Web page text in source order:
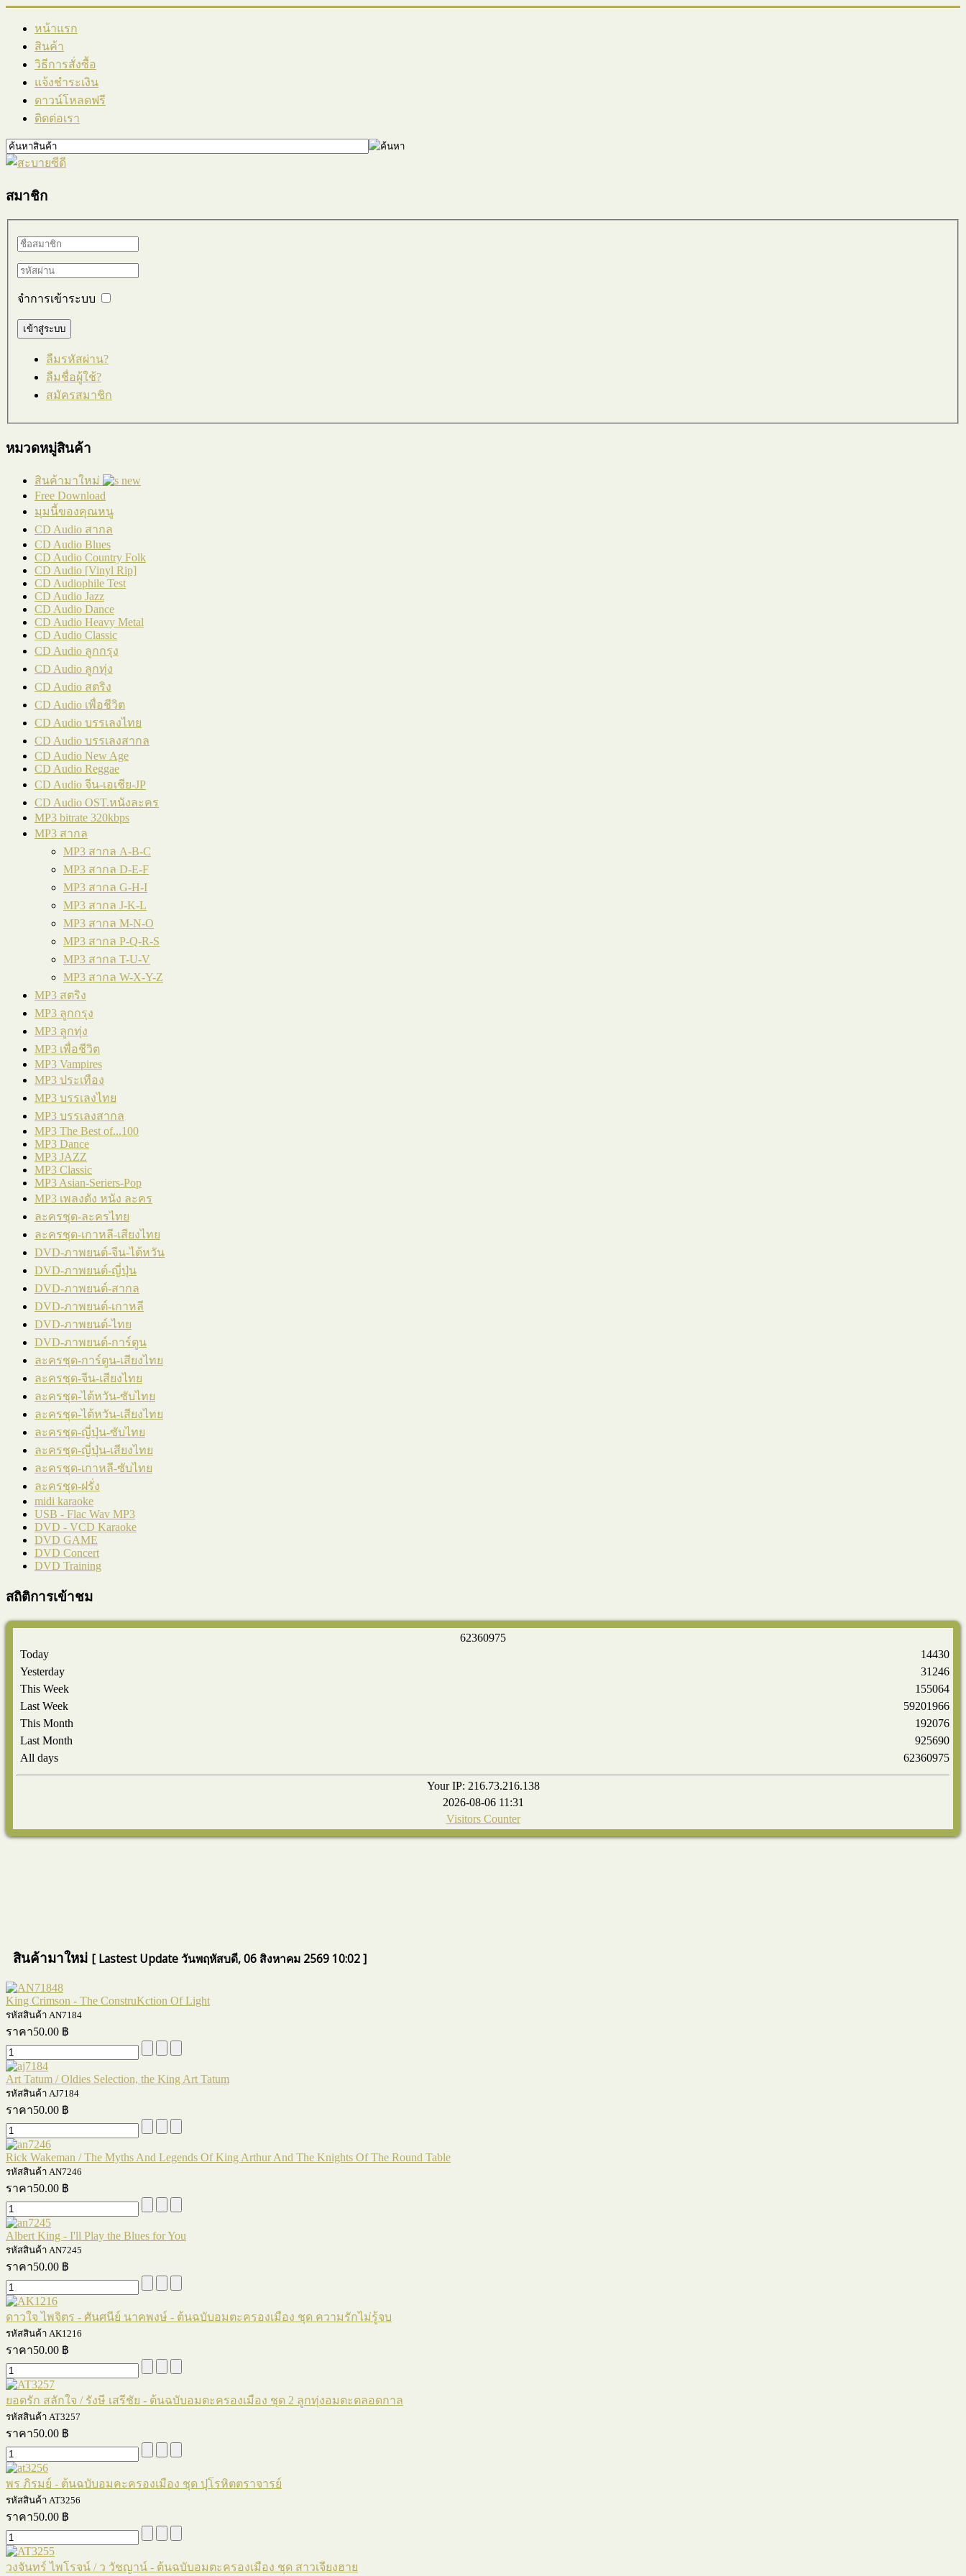
หน้าแรก
สินค้า
วิธีการสั่งซื้อ
แจ้งชำระเงิน
ดาวน์โหลดฟรี
ติดต่อเรา
สมาชิก
จำการเข้าระบบ
ลืมรหัสผ่าน?
ลืมชื่อผู้ใช้?
สมัครสมาชิก
หมวดหมู่สินค้า
สินค้ามาใหม่
Free Download
มุมนี้ของคุณหนู
CD Audio สากล
CD Audio Blues
CD Audio Country Folk
CD Audio [Vinyl Rip]
CD Audiophile Test
CD Audio Jazz
CD Audio Dance
CD Audio Heavy Metal
CD Audio Classic
CD Audio ลูกกรุง
CD Audio ลูกทุ่ง
CD Audio สตริง
CD Audio เพื่อชีวิต
CD Audio บรรเลงไทย
CD Audio บรรเลงสากล
CD Audio New Age
CD Audio Reggae
CD Audio จีน-เอเชีย-JP
CD Audio OST.หนังละคร
MP3 bitrate 320kbps
MP3 สากล
MP3 สากล A-B-C
MP3 สากล D-E-F
MP3 สากล G-H-I
MP3 สากล J-K-L
MP3 สากล M-N-O
MP3 สากล P-Q-R-S
MP3 สากล T-U-V
MP3 สากล W-X-Y-Z
MP3 สตริง
MP3 ลูกกรุง
MP3 ลูกทุ่ง
MP3 เพื่อชีวิต
MP3 Vampires
MP3 ประเทือง
MP3 บรรเลงไทย
MP3 บรรเลงสากล
MP3 The Best of...100
MP3 Dance
MP3 JAZZ
MP3 Classic
MP3 Asian-Seriers-Pop
MP3 เพลงดัง หนัง ละคร
ละครชุด-ละครไทย
ละครชุด-เกาหลี-เสียงไทย
DVD-ภาพยนต์-จีน-ไต้หวัน
DVD-ภาพยนต์-ญี่ปุ่น
DVD-ภาพยนต์-สากล
DVD-ภาพยนต์-เกาหลี
DVD-ภาพยนต์-ไทย
DVD-ภาพยนต์-การ์ตูน
ละครชุด-การ์ตูน-เสียงไทย
ละครชุด-จีน-เสียงไทย
ละครชุด-ไต้หวัน-ซับไทย
ละครชุด-ไต้หวัน-เสียงไทย
ละครชุด-ญี่ปุ่น-ซับไทย
ละครชุด-ญี่ปุ่น-เสียงไทย
ละครชุด-เกาหลี-ซับไทย
ละครชุด-ฝรั่ง
midi karaoke
USB - Flac Wav MP3
DVD - VCD Karaoke
DVD GAME
DVD Concert
DVD Training
สถิติการเข้าชม
62360975
Today
Yesterday
This Week
Last Week
This Month
Last Month
All days
14430
31246
155064
59201966
192076
925690
62360975
Your IP: 216.73.216.138
2026-08-06 11:31
Visitors Counter
สินค้ามาใหม่ [ Lastest Update วันพฤหัสบดี, 06 สิงหาคม 2569 10:02 ]
King Crimson - The ConstruKction Of Light
รหัสสินค้า AN7184
ราคา50.00 ฿
Art Tatum / Oldies Selection, the King Art Tatum
รหัสสินค้า AJ7184
ราคา50.00 ฿
Rick Wakeman / The Myths And Legends Of King Arthur And The Knights Of The Round Table
รหัสสินค้า AN7246
ราคา50.00 ฿
Albert King - I'll Play the Blues for You
รหัสสินค้า AN7245
ราคา50.00 ฿
ดาวใจ ไพจิตร - ศันศนีย์ นาคพงษ์ - ต้นฉบับอมตะครองเมือง ชุด ความรักไม่รู้จบ
รหัสสินค้า AK1216
ราคา50.00 ฿
ยอดรัก สลักใจ / รังษี เสรีชัย - ต้นฉบับอมตะครองเมือง ชุด 2 ลูกทุ่งอมตะตลอดกาล
รหัสสินค้า AT3257
ราคา50.00 ฿
พร ภิรมย์ - ต้นฉบับอมคะครองเมือง ชุด ปุโรหิตตราจารย์
รหัสสินค้า AT3256
ราคา50.00 ฿
วงจันทร์ ไพโรจน์ / ว วัชญาน์ - ต้นฉบับอมตะครองเมือง ชุด สาวเจียงฮาย